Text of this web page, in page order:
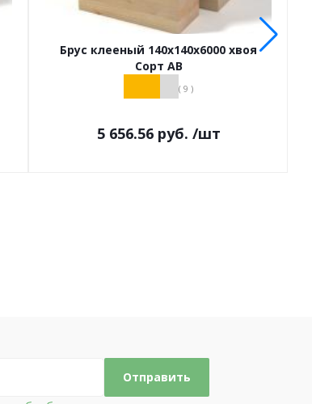
Брус клееный 140х140х6000 хвоя
Сорт АВ
( 9 )
5 656.56руб. /шт